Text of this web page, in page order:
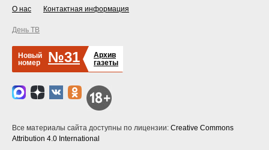
О нас Контактная информация
День ТВ
Новый
номер
№31
Архив
газеты
Все материалы сайта доступны по лицензии: Creative Commons
Attribution 4.0 International